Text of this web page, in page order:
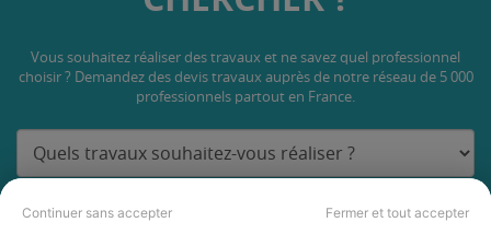
Continuer sans accepter Fermer et tout accepter
Vous souhaitez réaliser des travaux et ne savez quel professionnel
choisir ? Demandez des devis travaux auprès de notre réseau de 5 000
professionnels partout en France.